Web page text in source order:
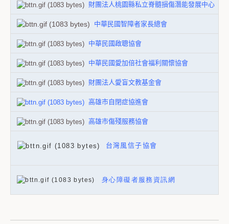
財團法人桃園縣私立脊髓損傷潛能發展中心
中華民國智障者家長總會
中華民國啟聰協會
中華民國愛加倍社會福利關懷協會
財團法人愛盲文教基金會
高雄市自閉症協進會
高雄市傷殘服務協會
台灣風信子協會
身心障礙者服務資訊網